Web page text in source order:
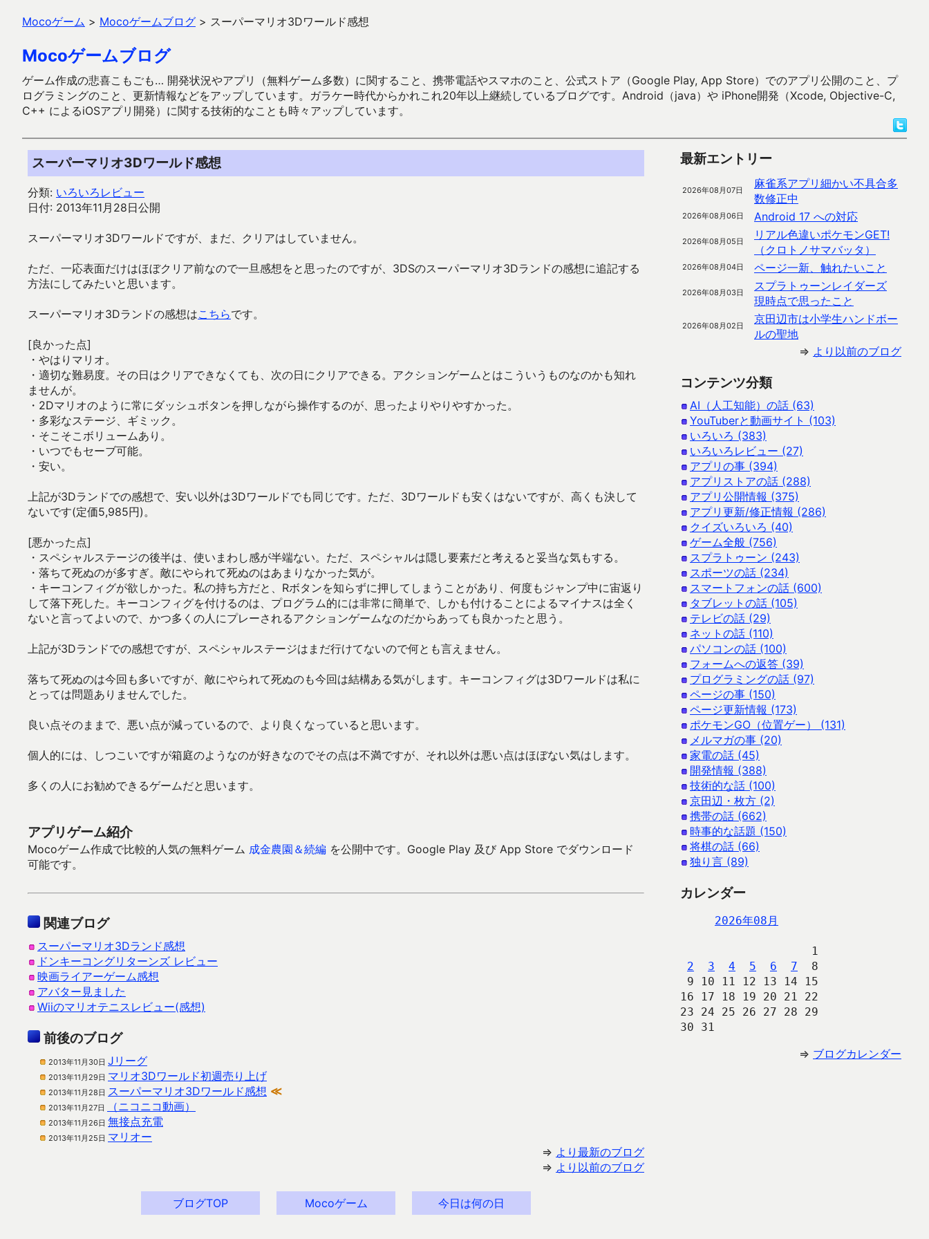
Mocoゲーム > Mocoゲームブログ > スーパーマリオ3Dワールド感想
Mocoゲームブログ
ゲーム作成の悲喜こもごも… 開発状況やアプリ（無料ゲーム多数）に関すること、携帯電話やスマホのこと、公式ストア（Google Play, App Store）でのアプリ公開のこと、プ
ログラミングのこと、更新情報などをアップしています。ガラケー時代からかれこれ20年以上継続しているブログです。Android（java）や iPhone開発（Xcode, Objective-C,
C++ によるiOSアプリ開発）に関する技術的なことも時々アップしています。
スーパーマリオ3Dワールド感想
分類: いろいろレビュー
日付: 2013年11月28日公開
スーパーマリオ3Dワールドですが、まだ、クリアはしていません。
ただ、一応表面だけはほぼクリア前なので一旦感想をと思ったのですが、3DSのスーパーマリオ3Dランドの感想に追記する
方法にしてみたいと思います。
スーパーマリオ3Dランドの感想はこちらです。
[良かった点]
・やはりマリオ。
・適切な難易度。その日はクリアできなくても、次の日にクリアできる。アクションゲームとはこういうものなのかも知れ
ませんが。
・2Dマリオのように常にダッシュボタンを押しながら操作するのが、思ったよりやりやすかった。
・多彩なステージ、ギミック。
・そこそこボリュームあり。
・いつでもセーブ可能。
・安い。
上記が3Dランドでの感想で、安い以外は3Dワールドでも同じです。ただ、3Dワールドも安くはないですが、高くも決して
ないです(定価5,985円)。
[悪かった点]
・スペシャルステージの後半は、使いまわし感が半端ない。ただ、スペシャルは隠し要素だと考えると妥当な気もする。
・落ちて死ぬのが多すぎ。敵にやられて死ぬのはあまりなかった気が。
・キーコンフィグが欲しかった。私の持ち方だと、Rボタンを知らずに押してしまうことがあり、何度もジャンプ中に宙返り
して落下死した。キーコンフィグを付けるのは、プログラム的には非常に簡単で、しかも付けることによるマイナスは全く
ないと言ってよいので、かつ多くの人にプレーされるアクションゲームなのだからあっても良かったと思う。
上記が3Dランドでの感想ですが、スペシャルステージはまだ行けてないので何とも言えません。
落ちて死ぬのは今回も多いですが、敵にやられて死ぬのも今回は結構ある気がします。キーコンフィグは3Dワールドは私に
とっては問題ありませんでした。
良い点そのままで、悪い点が減っているので、より良くなっていると思います。
個人的には、しつこいですが箱庭のようなのが好きなのでその点は不満ですが、それ以外は悪い点はほぼない気はします。
多くの人にお勧めできるゲームだと思います。
アプリゲーム紹介
Mocoゲーム作成で比較的人気の無料ゲーム 成金農園＆続編 を公開中です。Google Play 及び App Store でダウンロード
可能です。
関連ブログ
スーパーマリオ3Dランド感想
ドンキーコングリターンズ レビュー
映画ライアーゲーム感想
アバター見ました
Wiiのマリオテニスレビュー(感想)
前後のブログ
2013年11月30日 Jリーグ
2013年11月29日 マリオ3Dワールド初週売り上げ
2013年11月28日 スーパーマリオ3Dワールド感想 ≪
2013年11月27日 （ニコニコ動画）
2013年11月26日 無接点充電
2013年11月25日 マリオー
⇒ より最新のブログ
⇒ より以前のブログ
ブログTOP Mocoゲーム 今日は何の日
最新エントリー
2026年08月07日
麻雀系アプリ細かい不具合多
数修正中
2026年08月06日 Android 17 への対応
2026年08月05日
リアル色違いポケモンGET!
（クロトノサマバッタ）
2026年08月04日 ページ一新、触れたいこと
2026年08月03日
スプラトゥーンレイダーズ
現時点で思ったこと
2026年08月02日
京田辺市は小学生ハンドボー
ルの聖地
⇒ より以前のブログ
コンテンツ分類
AI（人工知能）の話 (63)
YouTuberと動画サイト (103)
いろいろ (383)
いろいろレビュー (27)
アプリの事 (394)
アプリストアの話 (288)
アプリ公開情報 (375)
アプリ更新/修正情報 (286)
クイズいろいろ (40)
ゲーム全般 (756)
スプラトゥーン (243)
スポーツの話 (234)
スマートフォンの話 (600)
タブレットの話 (105)
テレビの話 (29)
ネットの話 (110)
パソコンの話 (100)
フォームへの返答 (39)
プログラミングの話 (97)
ページの事 (150)
ページ更新情報 (173)
ポケモンGO（位置ゲー） (131)
メルマガの事 (20)
家電の話 (45)
開発情報 (388)
技術的な話 (100)
京田辺・枚方 (2)
携帯の話 (662)
時事的な話題 (150)
将棋の話 (66)
独り言 (89)
カレンダー
2026年08月
                   1
2
3 4 5 6 7
  8
9 10 11 12 13 14 15
16 17 18 19 20 21 22
23 24 25 26 27 28 29
30 31
⇒ ブログカレンダー